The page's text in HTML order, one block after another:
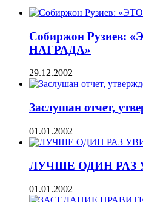
Собиржон Рузиев:
НАГРАДА»
29.12.2002
Заслушан отчет,
01.01.2002
ЛУЧШЕ ОДИН РАЗ
01.01.2002